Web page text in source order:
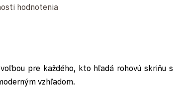
je 0,0 z 5 hviezdičiek.
hodnotenia
pre každého, kto hľadá rohovú skriňu s
vzhľadom.